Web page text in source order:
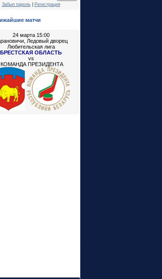
Забыл пароль| Регистрация
матчи
24 марта 15:00
Ледовый дворец
Любительская лига
БРЕСТСКАЯ ОБЛАСТЬ
vs
КОМАНДА ПРЕЗИДЕНТА